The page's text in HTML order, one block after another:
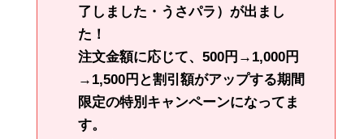
了しました・うさパラ）が出まし
た！
注文金額に応じて、500円→1,000円
→1,500円と割引額がアップする期間
限定の特別キャンペーンになってま
す。